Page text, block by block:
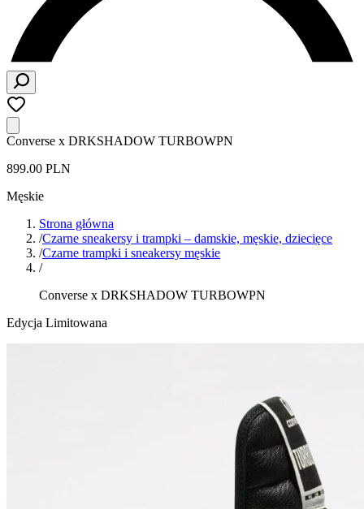
Converse x DRKSHADOW TURBOWPN
899.00 PLN
Męskie
Strona główna
/Czarne sneakersy i trampki – damskie, męskie, dziecięce
/Czarne trampki i sneakersy męskie
/
Converse x DRKSHADOW TURBOWPN
Edycja Limitowana